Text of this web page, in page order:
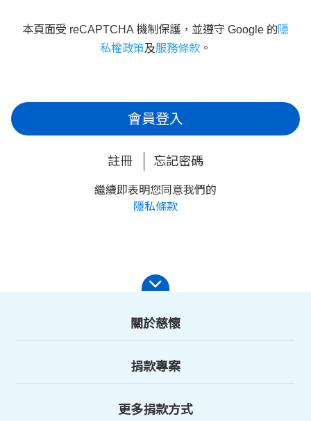
本頁面受 reCAPTCHA 機制保護，並遵守 Google 的隱
私權政策及服務條款 。
會員登入
註冊 忘記密碼
繼續即表明您同意我們的
隱私條款
關於慈懷
捐款專案
更多捐款方式